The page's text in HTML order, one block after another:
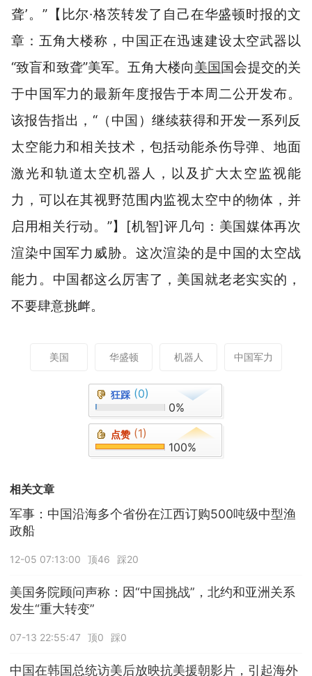
聋’。”【比尔·格茨转发了自己在华盛顿时报的文
章：五角大楼称，中国正在迅速建设太空武器以
“致盲和致聋”美军。五角大楼向美国国会提交的关
于中国军力的最新年度报告于本周二公开发布。
该报告指出，“（中国）继续获得和开发一系列反
太空能力和相关技术，包括动能杀伤导弹、地面
激光和轨道太空机器人，以及扩大太空监视能
力，可以在其视野范围内监视太空中的物体，并
启用相关行动。”】 [机智]评几句：美国媒体再次
渲染中国军力威胁。这次渲染的是中国的太空战
能力。中国都这么厉害了，美国就老老实实的，
不要肆意挑衅。
美国 华盛顿 机器人 中国军力
狂踩 (0)
0%
点赞 (1)
100%
相关文章
军事：中国沿海多个省份在江西订购500吨级中型渔
政船
12-05 07:13:00 顶46 踩20
美国务院顾问声称：因“中国挑战”，北约和亚洲关系
发生“重大转变”
07-13 22:55:47 顶0 踩0
中国在韩国总统访美后放映抗美援朝影片，引起海外